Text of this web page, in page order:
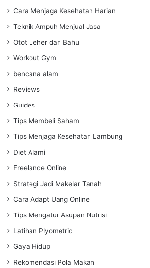
Cara Menjaga Kesehatan Harian
Teknik Ampuh Menjual Jasa
Otot Leher dan Bahu
Workout Gym
bencana alam
Reviews
Guides
Tips Membeli Saham
Tips Menjaga Kesehatan Lambung
Diet Alami
Freelance Online
Strategi Jadi Makelar Tanah
Cara Adapt Uang Online
Tips Mengatur Asupan Nutrisi
Latihan Plyometric
Gaya Hidup
Rekomendasi Pola Makan